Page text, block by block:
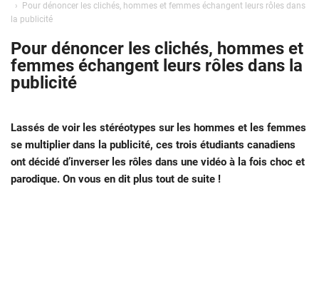
Pour dénoncer les clichés, hommes et femmes échangent leurs rôles dans
la publicité
Pour dénoncer les clichés, hommes et
femmes échangent leurs rôles dans la
publicité
Lassés de voir les stéréotypes sur les hommes et les femmes
se multiplier dans la publicité, ces trois étudiants canadiens
ont décidé d’inverser les rôles dans une vidéo à la fois choc et
parodique. On vous en dit plus tout de suite !